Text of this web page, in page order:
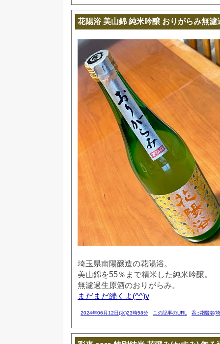
花陽浴 美山錦 純米吟醸 おりがらみ無濾
埼玉県南陽醸造の花陽浴。
美山錦を55％まで精米した純米吟醸。
無濾過生原酒のおりがらみ。
まだまだ続くよ(^^)v
2024年06月12日(水)23時58分 この記事のURL 呑::花陽浴(